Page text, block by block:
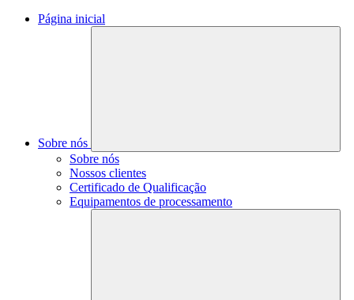
Página inicial
Sobre nós
Sobre nós
Nossos clientes
Certificado de Qualificação
Equipamentos de processamento